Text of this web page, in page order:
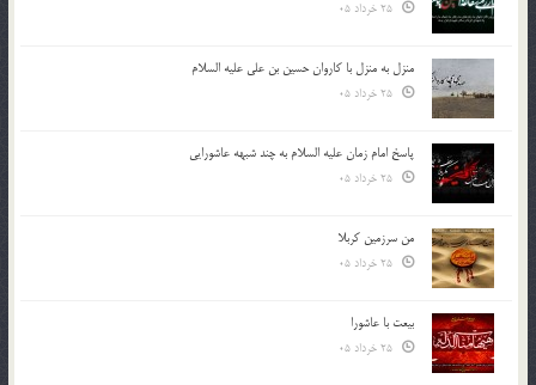
منزل به منزل با کاروان حسین بن علی علیه السلام
پاسخ امام زمان علیه السلام به چند شبهه عاشورایی
من سرزمین کربلا
بیعت با عاشورا